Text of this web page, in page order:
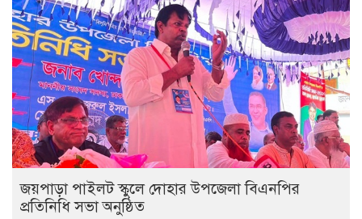
জয়পাড়া পাইলট স্কুলে দোহার উপজেলা বিএনপির
প্রতিনিধি সভা অনুষ্ঠিত